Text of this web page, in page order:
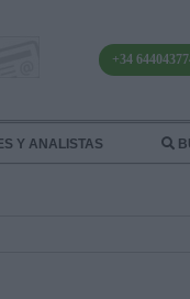
+34
Y ANALISTAS